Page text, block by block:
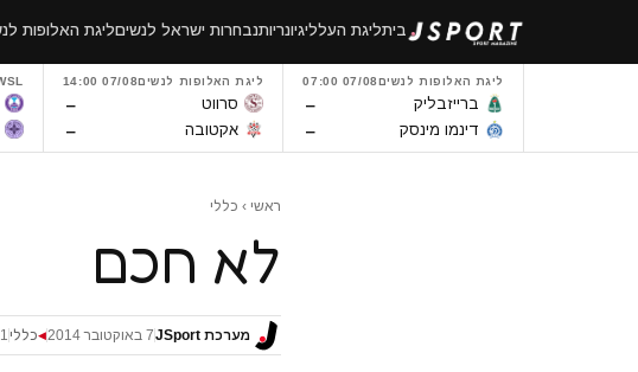
ביתליגת העלליגיונריותנבחרות ישראל לנשיםליגת האלופות
ליגת האלופות לנשים07/08 07:00
ברייזבליק –
דינמו מינסק –
ליגת האלופות לנשים07/08 14:00
סרווט –
אקטובה –
ראשי › כללי
לא חכם
מערכת JSport 7 באוקטובר 2014 ◀כללי 1 דק׳ קריאה